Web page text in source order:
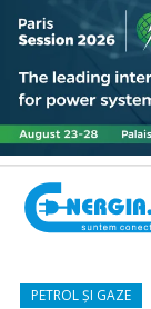
PETROL ȘI GAZE